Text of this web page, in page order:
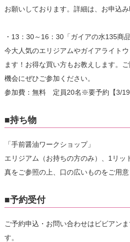
お願いしております。詳細は、お申込み
・13：30～16：30「ガイアの水135商品
今大人気のエリジアムやガイアライト
ます！お得な買い方もお教えします。
機会にぜひご参加ください。
参加費：無料 定員20名※要予約【3/
■持ち物
「手前醤油ワークショップ」
エリジアム（お持ちの方のみ）、1リッ
真をご参照の上、口の広いものをご用意
■予約受付
ご予約申込・お問い合わせはビビアン
す。